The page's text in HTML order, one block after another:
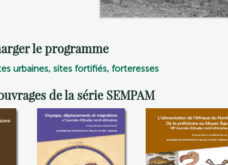
le programme
urbaines, sites fortifiés, forteresses
de la série SEMPAM